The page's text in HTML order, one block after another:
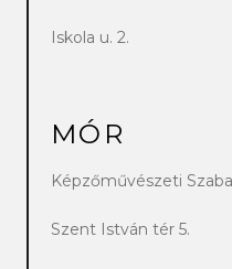
Iskola u. 2.
MÓR
Képzőművészeti
Szent István tér 5.